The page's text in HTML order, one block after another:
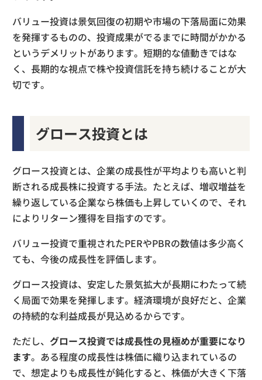
バリュー投資は景気回復の初期や市場の下落局面に効果
を発揮するものの、投資成果がでるまでに時間がかかる
というデメリットがあります。短期的な値動きではな
く、長期的な視点で株や投資信託を持ち続けることが大
切です。
グロース投資とは
グロース投資とは、企業の成長性が平均よりも高いと判
断される成長株に投資する手法。たとえば、増収増益を
繰り返している企業なら株価も上昇していくので、それ
によりリターン獲得を目指すのです。
バリュー投資で重視されたPERやPBRの数値は多少高く
ても、今後の成長性を評価します。
グロース投資は、安定した景気拡大が長期にわたって続
く局面で効果を発揮します。経済環境が良好だと、企業
の持続的な利益成長が見込めるからです。
ただし、 グロース投資では成長性の見極めが重要になり
ます。ある程度の成長性は株価に織り込まれているの
で、想定よりも成長性が鈍化すると、株価が大きく下落